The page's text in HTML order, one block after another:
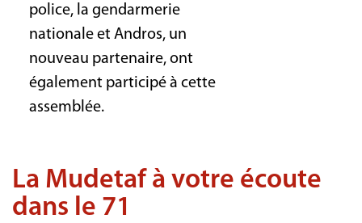
police, la gendarmerie
nationale et Andros, un
nouveau partenaire, ont
également participé à cette
assemblée.
La Mudetaf à votre écoute
dans le 71